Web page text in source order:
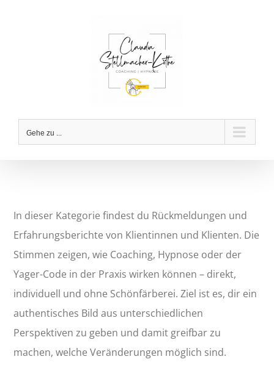
Gehe zu ...
In dieser Kategorie findest du Rückmeldungen und
Erfahrungsberichte von Klientinnen und Klienten. Die
Stimmen zeigen, wie Coaching, Hypnose oder der
Yager-Code in der Praxis wirken können – direkt,
individuell und ohne Schönfärberei. Ziel ist es, dir ein
authentisches Bild aus unterschiedlichen
Perspektiven zu geben und damit greifbar zu
machen, welche Veränderungen möglich sind.